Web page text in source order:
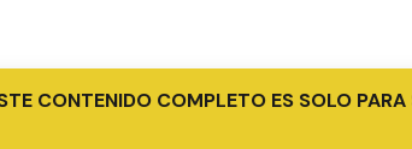
CONTENIDO COMPLETO ES SOLO PARA